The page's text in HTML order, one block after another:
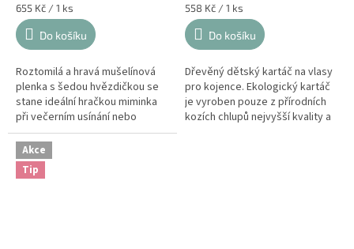
Měrná
cena:
655 Kč / 1 ks
Do košíku
Roztomilá a hravá mušelínová
plenka s šedou hvězdičkou se
stane ideální hračkou miminka
při večerním usínání nebo
společníkem na cestách. Dětský
mazlíček je vyroben z tenké a...
Měrná
cena:
558 Kč / 1 ks
Do košíku
Dřevěný dětský kartáč na vlasy
pro kojence. Ekologický kartáč
je vyroben pouze z přírodních
kozích chlupů nejvyšší kvality a
Akce
Tip